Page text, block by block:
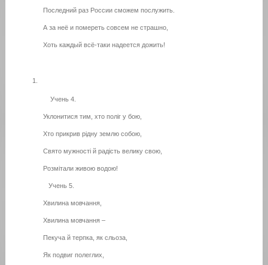
Последний раз России сможем послужить.
А за неё и помереть совсем не страшно,
Хоть каждый всё-таки надеется дожить!
Учень 4.
Уклонитися тим, хто поліг у бою,
Хто прикрив рідну землю собою,
Свято мужності й радість велику свою,
Розмітали живою водою!
Учень 5.
Хвилина мовчання,
Хвилина мовчання –
Пекуча й терпка, як сльоза,
Як подвиг полеглих,